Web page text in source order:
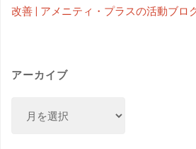
改善 | アメニティ・プラスの活動ブロ
アーカイブ